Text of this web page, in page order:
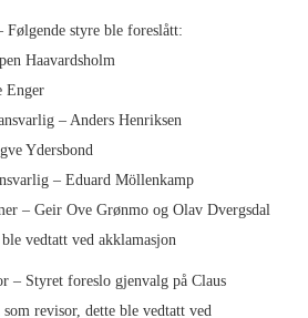
Følgende styre ble foreslått:
Haavardsholm
Enger
– Anders Henriksen
Ydersbond
– Eduard Möllenkamp
– Geir Ove Grønmo og Olav Dvergsdal
vedtatt ved akklamasjon
– Styret foreslo gjenvalg på Claus
som revisor, dette ble vedtatt ved